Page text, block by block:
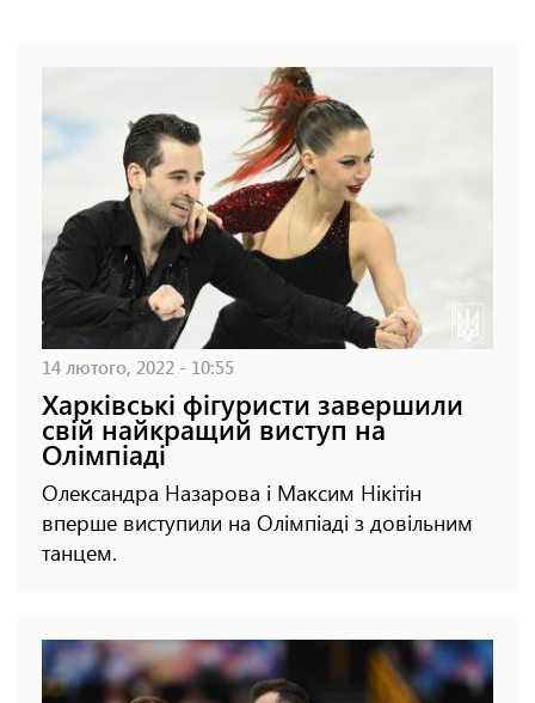
14 лютого, 2022 - 10:55
Харківські фігуристи завершили
свій найкращий виступ на
Олімпіаді
Олександра Назарова і Максим Нікітін
вперше виступили на Олімпіаді з довільним
танцем.